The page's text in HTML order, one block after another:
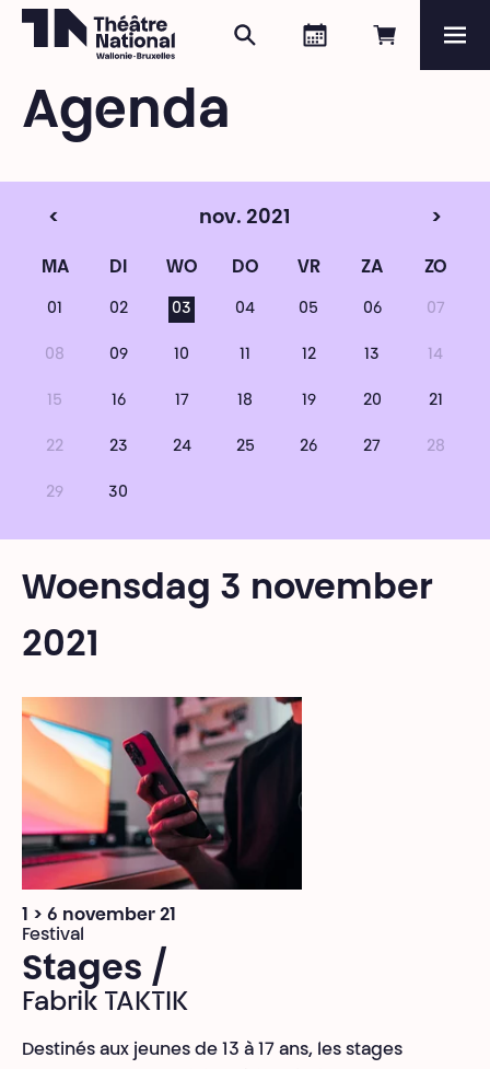
Online
Agenda
Zoeken
Agenda
< nov. 2021 >
MA DI WO DO VR ZA ZO
01 02 03 04 05 06 07
08 09 10 11 12 13 14
15 16 17 18 19 20 21
22 23 24 25 26 27 28
29 30
Woensdag 3 november
2021
1 > 6 november 21
Festival
Stages /
Fabrik TAKTIK
Destinés aux jeunes de 13 à 17 ans, les stages